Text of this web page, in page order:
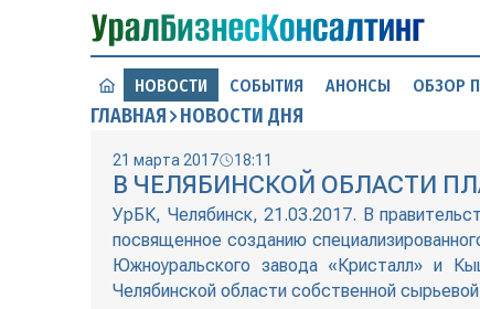
НОВОСТИ СОБЫТИЯ АНОНСЫ ОБЗОР
ГЛАВНАЯ НОВОСТИ ДНЯ
21 марта 2017 18:11
В ЧЕЛЯБИНСКОЙ ОБЛАСТИ
УрБК, Челябинск, 21.03.2017. В
посвященное созданию
Южноуральского завода «Кристалл» и
Челябинской области собственной